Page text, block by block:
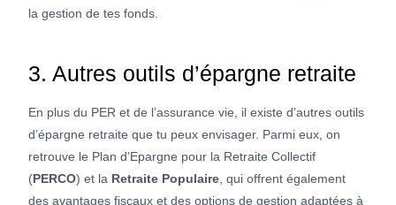
la gestion de tes fonds.
3. Autres outils d’épargne retraite
En plus du PER et de l’assurance vie, il existe d’autres outils
d’épargne retraite que tu peux envisager. Parmi eux, on
retrouve le Plan d’Epargne pour la Retraite Collectif
(PERCO) et la Retraite Populaire , qui offrent également
des avantages fiscaux et des options de gestion adaptées à